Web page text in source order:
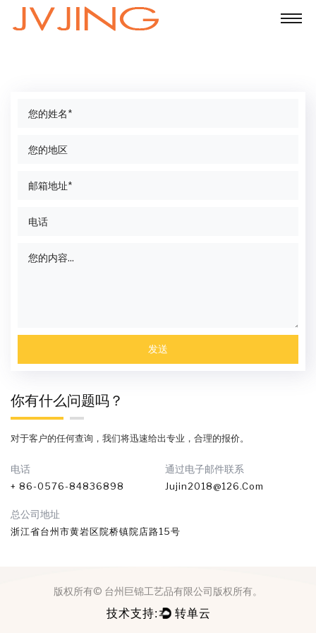
你有什么问题吗？
对于客户的任何查询，我们将迅速给出专业，合理的报价。
电话
+ 86-0576-84836898
通过电子邮件联系
Jujin2018@126.com
总公司地址
浙江省台州市黄岩区院桥镇院店路15号
版权所有© 台州巨锦工艺品有限公司版权所有。